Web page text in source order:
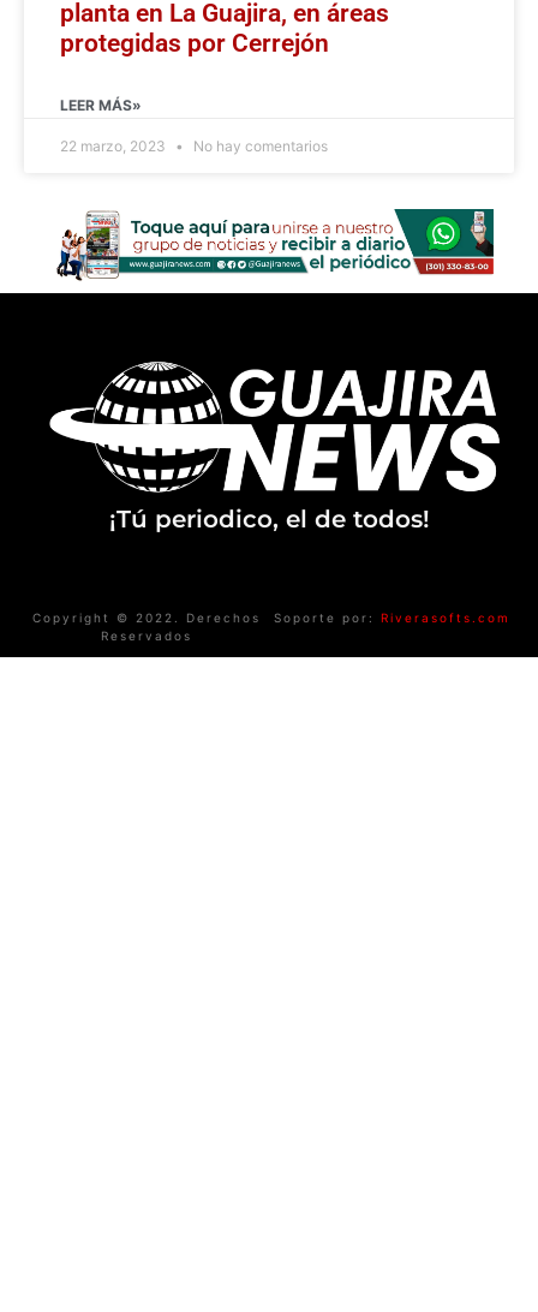
planta en La Guajira, en áreas
protegidas por Cerrejón
LEER MÁS»
22 marzo, 2023 No hay comentarios
¡Tú periodico, el de todos!
Copyright © 2022. Derechos
Reservados
Soporte por: Riverasofts.com